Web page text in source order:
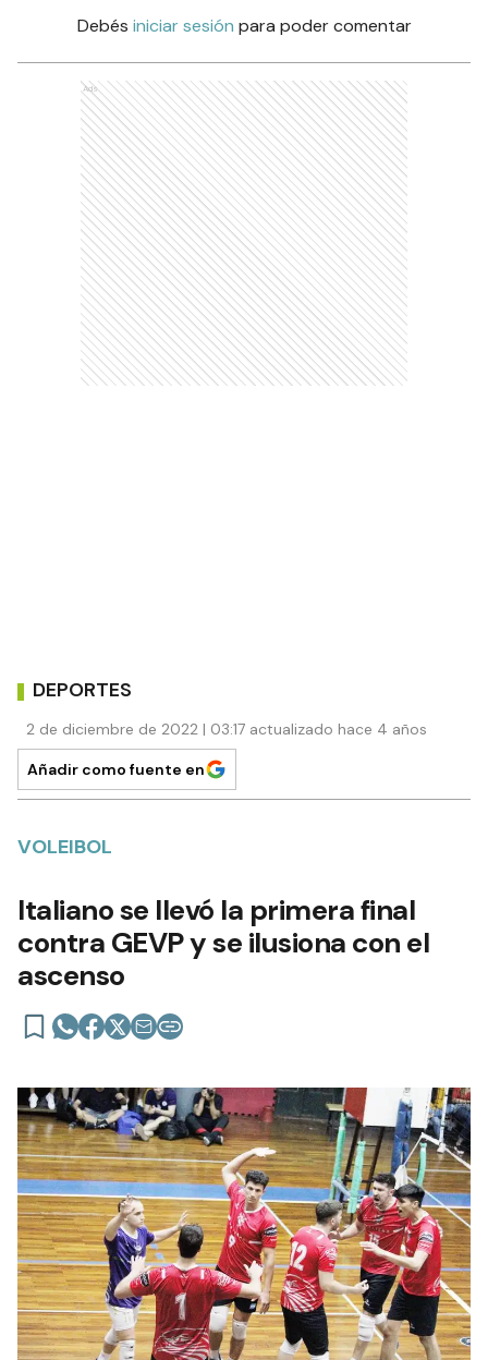
Debés iniciar sesión para poder comentar
Ads
DEPORTES
2 de diciembre de 2022 | 03:17 actualizado hace 4 años
Añadir como fuente en
VOLEIBOL
Italiano se llevó la primera final
contra GEVP y se ilusiona con el
ascenso